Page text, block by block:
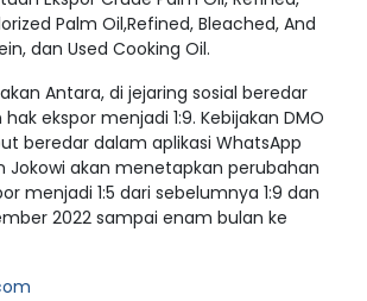
Palm Oil,Refined, Bleached, And
dan Used Cooking Oil.
Antara, di jejaring sosial beredar
ekspor menjadi 1:9. Kebijakan DMO
beredar dalam aplikasi WhatsApp
Jokowi akan menetapkan perubahan
menjadi 1:5 dari sebelumnya 1:9 dan
2022 sampai enam bulan ke